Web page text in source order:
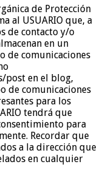
de Protección
al USUARIO que, a
de contacto y/o
en un
de comunicaciones
post en el blog,
de comunicaciones
para los
tendrá que
para
Recordar que
a la dirección que
en cualquier